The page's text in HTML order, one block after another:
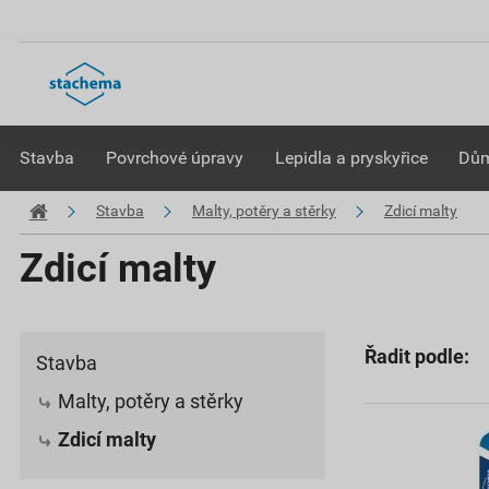
Stavba Povrchové úpravy Lepidla a pryskyřice
Stavba Malty, potěry a stěrky Zdicí malty
Zdicí malty
Stavba
Malty, potěry a stěrky
Zdicí malty
Řadit podle: